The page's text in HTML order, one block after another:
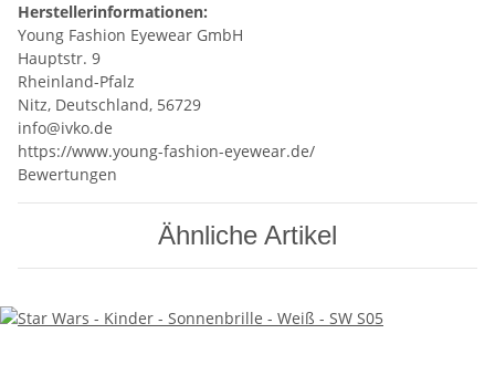
Herstellerinformationen:
Young Fashion Eyewear GmbH
Hauptstr. 9
Rheinland-Pfalz
Nitz, Deutschland, 56729
info@ivko.de
https://www.young-fashion-eyewear.de/
Bewertungen
Ähnliche Artikel